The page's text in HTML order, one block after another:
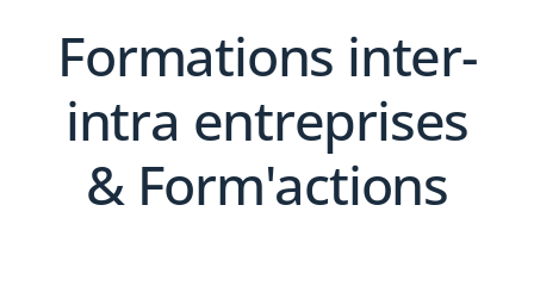
Formations inter-
intra entreprises
& Form'actions